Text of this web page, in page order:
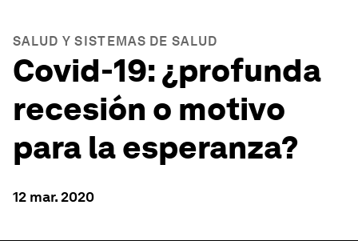
SALUD Y SISTEMAS DE SALUD
Covid-19: ¿profunda
recesión o motivo
para la esperanza?
12 mar. 2020